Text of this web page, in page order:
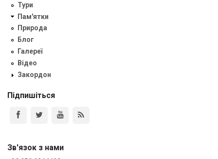
Тури
Пам'ятки
Природа
Блог
Галереї
Відео
Закордон
Підпишіться
Зв'язок з нами